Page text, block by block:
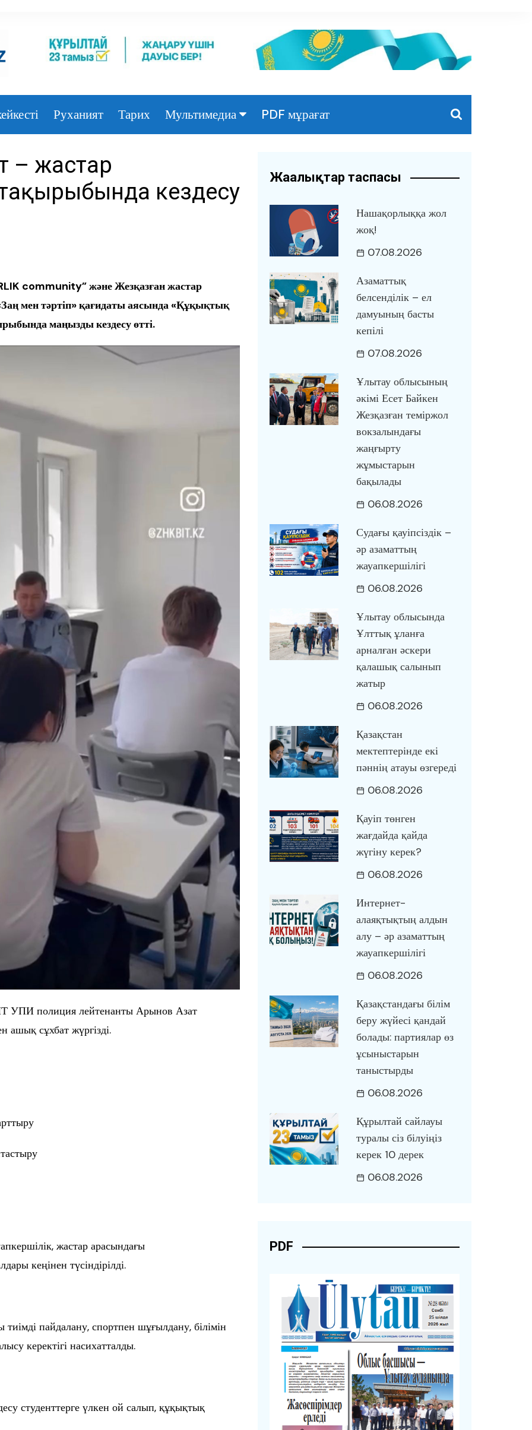
Руханият Тарих Мультимедиа PDF мұрағат
– жастар
тақырыбында кездесу
community” және Жезқазған жастар
мен тәртіп» қағидаты аясында «Құқықтық
маңызды кездесу өтті.
УПИ полиция лейтенанты Арынов Азат
ашық сұхбат жүргізді.
жастар арасындағы
кеңінен түсіндірілді.
пайдалану, спортпен шұғылдану, білімін
керектігі насихатталды.
студенттерге үлкен ой салып, құқықтық
Жаңалықтар таспасы
Нашақорлыққа жол
жоқ!
07.08.2026
Азаматтық
белсенділік – ел
дамуының басты
кепілі
07.08.2026
Ұлытау облысының
әкімі Есет Байкен
Жезқазған теміржол
вокзалындағы
жаңғырту
жұмыстарын
бақылады
06.08.2026
Судағы қауіпсіздік –
әр азаматтың
жауапкершілігі
06.08.2026
Ұлытау облысында
Ұлттық ұланға
арналған әскери
қалашық салынып
жатыр
06.08.2026
Қазақстан
мектептерінде екі
пәннің атауы өзгереді
06.08.2026
Қауіп төнген
жағдайда қайда
жүгіну керек?
06.08.2026
Интернет-
алаяқтықтың алдын
алу – әр азаматтың
жауапкершілігі
06.08.2026
Қазақстандағы білім
беру жүйесі қандай
болады: партиялар өз
ұсыныстарын
таныстырды
06.08.2026
Құрылтай сайлауы
туралы сіз білуіңіз
керек 10 дерек
06.08.2026
PDF